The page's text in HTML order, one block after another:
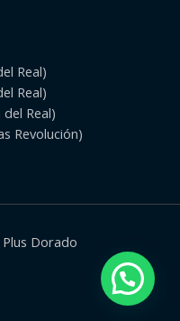
Real)
Real)
Real)
Revolución)
Dorado